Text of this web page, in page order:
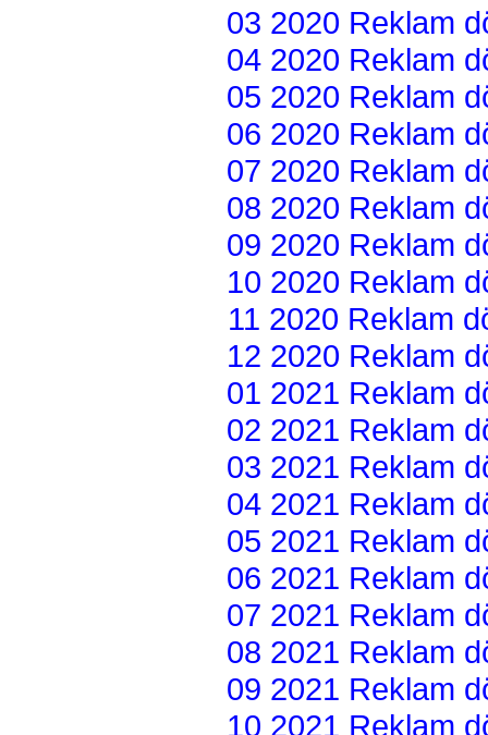
03 2020 Reklam
04 2020 Reklam
05 2020 Reklam
06 2020 Reklam
07 2020 Reklam
08 2020 Reklam
09 2020 Reklam
10 2020 Reklam
11 2020 Reklam
12 2020 Reklam
01 2021 Reklam
02 2021 Reklam
03 2021 Reklam
04 2021 Reklam
05 2021 Reklam
06 2021 Reklam
07 2021 Reklam
08 2021 Reklam
09 2021 Reklam
10 2021 Reklam